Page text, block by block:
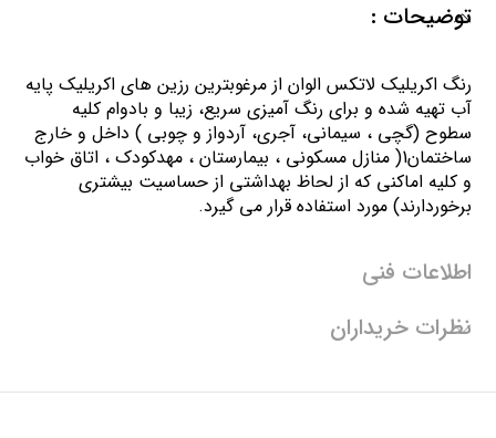
توضیحات :
رنگ اكريليك لاتكس الوان از مرغوبترين رزين هاي اكريليك پايه
آب تهيه شده و برای رنگ آمیزی سریع، زیبا و بادوام کلیه
سطوح (گچی ، سیمانی، آجری، آردواز و چوبی ) داخل و خارج
ساختمان1( منازل مسكوني ، بيمارستان ، مهدكودك ، اتاق خواب
و كليه اماكني كه از لحاظ بهداشتي از حساسيت بيشتري
برخوردارند) مورد استفاده قرار می گیرد.
اطلاعات فنی
نظرات خریداران